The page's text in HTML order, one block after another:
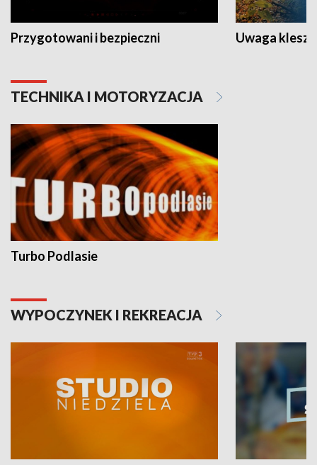
Przygotowani i bezpieczni Uwaga
TECHNIKA I MOTORYZACJA
Turbo Podlasie
WYPOCZYNEK I REKREACJA